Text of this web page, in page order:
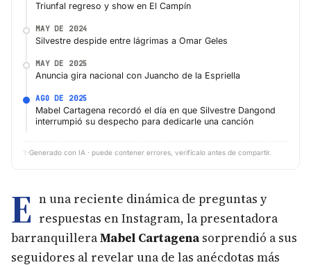
Triunfal regreso y show en El Campín
MAY DE 2024
Silvestre despide entre lágrimas a Omar Geles
MAY DE 2025
Anuncia gira nacional con Juancho de la Espriella
AGO DE 2025
Mabel Cartagena recordó el día en que Silvestre Dangond
interrumpió su despecho para dedicarle una canción
✨ Generado con IA · puede contener errores, verifícalo antes de compartir.
E n una reciente dinámica de preguntas y
respuestas en Instagram, la presentadora
barranquilleraMabel Cartagenasorprendió a sus
seguidores al revelar una de las anécdotas más